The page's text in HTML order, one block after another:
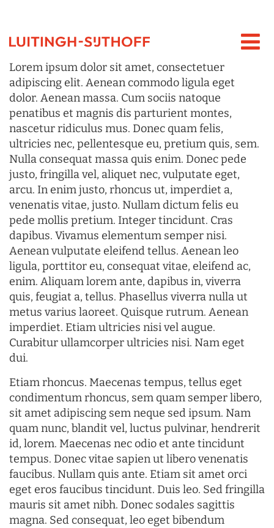
Lorem ipsum dolor sit amet, consectetuer
adipiscing elit. Aenean commodo ligula eget
dolor. Aenean massa. Cum sociis natoque
penatibus et magnis dis parturient montes,
nascetur ridiculus mus. Donec quam felis,
ultricies nec, pellentesque eu, pretium quis, sem.
Nulla consequat massa quis enim. Donec pede
justo, fringilla vel, aliquet nec, vulputate eget,
arcu. In enim justo, rhoncus ut, imperdiet a,
venenatis vitae, justo. Nullam dictum felis eu
pede mollis pretium. Integer tincidunt. Cras
dapibus. Vivamus elementum semper nisi.
Aenean vulputate eleifend tellus. Aenean leo
ligula, porttitor eu, consequat vitae, eleifend ac,
enim. Aliquam lorem ante, dapibus in, viverra
quis, feugiat a, tellus. Phasellus viverra nulla ut
metus varius laoreet. Quisque rutrum. Aenean
imperdiet. Etiam ultricies nisi vel augue.
Curabitur ullamcorper ultricies nisi. Nam eget
dui.
Etiam rhoncus. Maecenas tempus, tellus eget
condimentum rhoncus, sem quam semper libero,
sit amet adipiscing sem neque sed ipsum. Nam
quam nunc, blandit vel, luctus pulvinar, hendrerit
id, lorem. Maecenas nec odio et ante tincidunt
tempus. Donec vitae sapien ut libero venenatis
faucibus. Nullam quis ante. Etiam sit amet orci
eget eros faucibus tincidunt. Duis leo. Sed fringilla
mauris sit amet nibh. Donec sodales sagittis
magna. Sed consequat, leo eget bibendum